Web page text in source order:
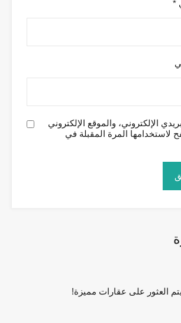
*
الإلكتروني، والموقع الإلكتروني
لاستخدامها المرة المقبلة في
العثور على عقارات مميزة!